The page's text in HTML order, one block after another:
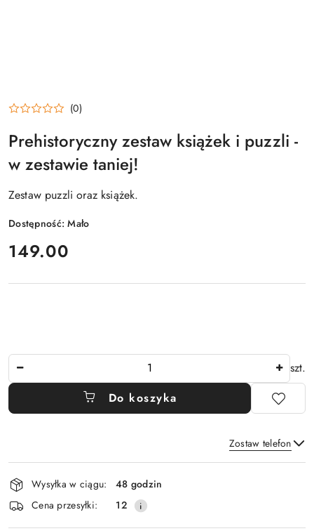
(0)
Prehistoryczny zestaw książek i puzzli -
w zestawie taniej!
Zestaw puzzli oraz książek.
Dostępność:Mało
cena:
149.00
szt.
Do koszyka
Zostaw telefon
Wyślij
Dostępność
i
dostawa
Wysyłka w ciągu:
48 godzin
Cena przesyłki:
12